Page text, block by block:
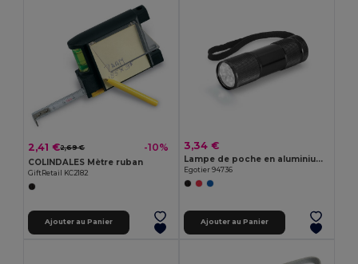
2,41 €2,69 € -10%
COLINDALES Mètre ruban
GiftRetail KC2182
Ajouter au Panier
3,34 €
Lampe de poche en aluminium avec 9 LED
Egotier 94736
Ajouter au Panier